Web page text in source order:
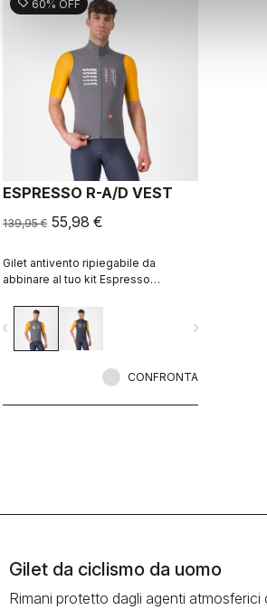
sell 60% OFF
ESPRESSO R-A/D VEST
139,95 € 55,98 €
Gilet antivento ripiegabile da
abbinare al tuo kit Espresso
Pearce in edizione limitata.
navigate_next
CONFRONTA
Gilet da ciclismo da uomo
Rimani protetto dagli agenti atmosferici